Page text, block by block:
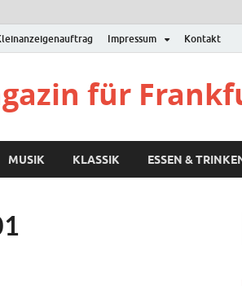
Impressum Kontakt
für
MUSIK KLASSIK ESSEN &